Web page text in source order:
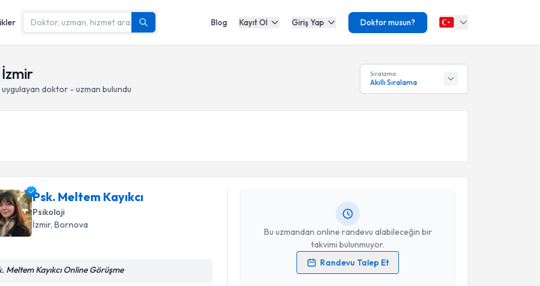
Blog Kayıt Ol Giriş Yap Doktor musun?
İzmir
uygulayan doktor - uzman bulundu
Sıralama
Akıllı Sıralama
Psk. Meltem Kayıkcı
Psikoloji
İzmir, Bornova
Meltem Kayıkcı Online Görüşme
Bu uzmandan online randevu alabileceğin bir
takvimi bulunmuyor.
Randevu Talep Et
bu uzmandan randevu almanız için bir takvim hazırlandığında e-
posta ile bilgilendireceğiz.
Kişisel verilerimin işlenmesine ilişkinAydınlatma Metni